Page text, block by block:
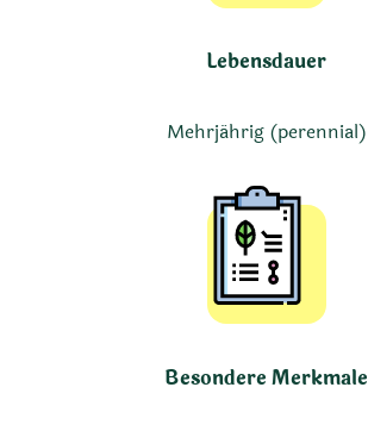
Lebensdauer
Mehrjährig (perennial)
Besondere Merkmale